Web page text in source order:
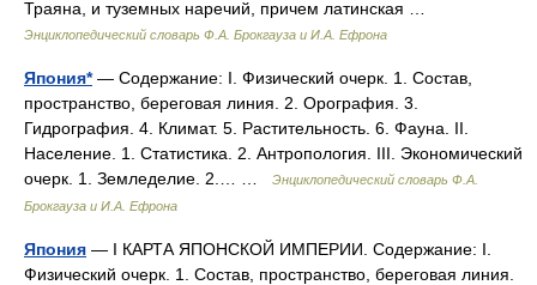
Траяна, и туземных наречий, причем латинская …
Энциклопедический словарь Ф.А. Брокгауза и И.А. Ефрона
Япония*— Содержание: I. Физический очерк. 1. Состав,
пространство, береговая линия. 2. Орография. 3.
Гидрография. 4. Климат. 5. Растительность. 6. Фауна. II.
Население. 1. Статистика. 2. Антропология. III. Экономический
очерк. 1. Земледелие. 2.… …
Энциклопедический словарь Ф.А.
Брокгауза и И.А. Ефрона
Япония — I КАРТА ЯПОНСКОЙ ИМПЕРИИ. Содержание: I.
Физический очерк. 1. Состав, пространство, береговая линия.